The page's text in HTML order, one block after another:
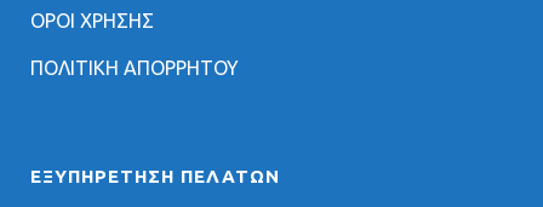
ΟΡΟΙ ΧΡΗΣΗΣ
ΠΟΛΙΤΙΚΗ ΑΠΟΡΡΗΤΟΥ
ΕΞΥΠΗΡΈΤΗΣΗ ΠΕΛΑΤΏΝ